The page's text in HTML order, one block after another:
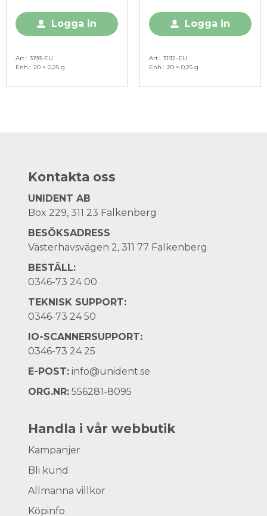
Logga in
Art.
3193-EU
Enh.
20 × 0,25 g
Logga in
Art.
3192-EU
Enh.
20 × 0,25 g
Kontakta oss
UNIDENT AB
Box 229, 311 23 Falkenberg
BESÖKSADRESS
Västerhavsvägen 2, 311 77 Falkenberg
BESTÄLL:
0346-73 24 00
TEKNISK SUPPORT:
0346-73 24 50
IO-SCANNERSUPPORT:
0346-73 24 25
E-POST: info@unident.se
ORG.NR: 556281-8095
Handla i vår webbutik
Kampanjer
Bli kund
Allmänna villkor
Köpinfo